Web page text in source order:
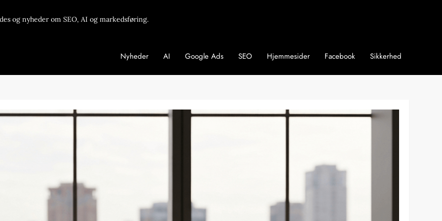
og nyheder om SEO, AI og markedsføring.
Nyheder AI Google Ads SEO Hjemmesider Facebook Sikkerhed